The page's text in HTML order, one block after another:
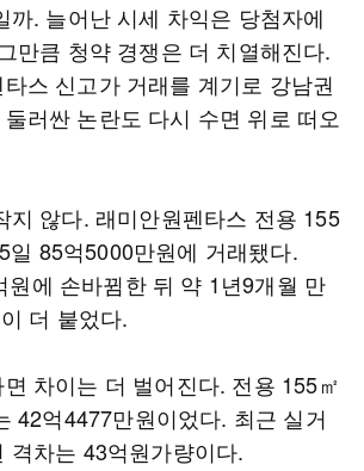
까. 늘어난 시세 차익은 당첨자에
만큼 청약 경쟁은 더 치열해진다.
스 신고가 거래를 계기로 강남권
러싼 논란도 다시 수면 위로 떠오
지 않다. 래미안원펜타스 전용 155
일 85억5000만원에 거래됐다.
원에 손바뀜한 뒤 약 1년9개월 만
더 붙었다.
차이는 더 벌어진다. 전용 155㎡
42억4477만원이었다. 최근 실거
격차는 43억원가량이다.